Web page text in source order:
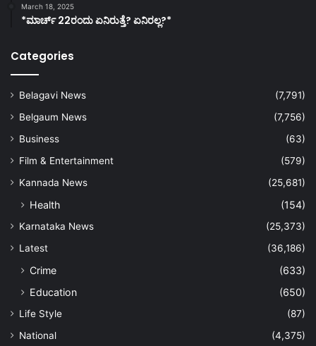
March 18, 2025
*ಮಾರ್ಚ್ 22ರಂದು ಏನಿರುತ್ತೆ? ಏನಿರಲ್ಲ?*
Categories
Belagavi News
(7,791)
Belgaum News
(7,756)
Business
(63)
Film & Entertainment
(579)
Kannada News
(25,681)
Health (154)
Karnataka News
(25,373)
Latest
(36,186)
Crime
(633)
Education
(650)
Life Style
(87)
National
(4,375)